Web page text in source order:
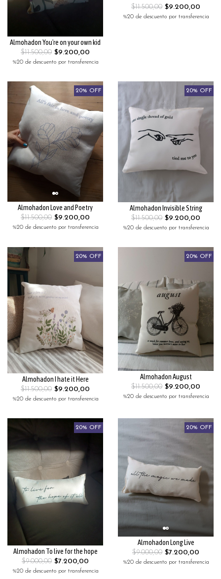
Almohadon You're on your own kid
$11.500,00 $9.200,00
%20 de descuento por transferencia
$11.500,00 $9.200,00
%20 de descuento por transferencia
20% OFF
Almohadon Love and Poetry
$11.500,00 $9.200,00
%20 de descuento por transferencia
20% OFF
Almohadon Invisible String
$11.500,00 $9.200,00
%20 de descuento por transferencia
20% OFF
Almohadon I hate it Here
$11.500,00 $9.200,00
%20 de descuento por transferencia
20% OFF
Almohadon August
$11.500,00 $9.200,00
%20 de descuento por transferencia
20% OFF
Almohadon To live for the hope
$9.000,00 $7.200,00
%20 de descuento por transferencia
20% OFF
Almohadon Long Live
$9.000,00 $7.200,00
%20 de descuento por transferencia